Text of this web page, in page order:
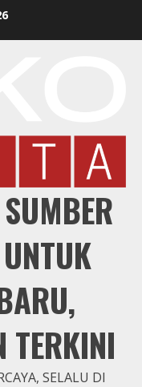
TERKINI
SELALU DI